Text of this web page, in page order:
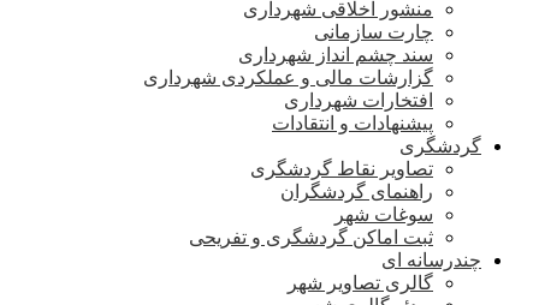
منشور اخلاقی شهرداری
چارت سازمانی
سند چشم انداز شهرداری
گزارشات مالی و عملکردی شهرداری
افتخارات شهرداری
پیشنهادات و انتقادات
گردشگری
تصاویر نقاط گردشگری
راهنمای گردشگران
سوغات شهر
ثبت اماکن گردشگری و تفریحی
چندرسانه ای
گالری تصاویر شهر